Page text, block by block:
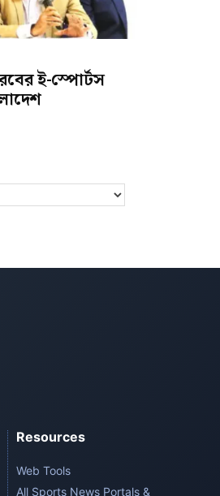
ই-স্পোর্টস
Resources
Web Tools
All Sports News Portals &